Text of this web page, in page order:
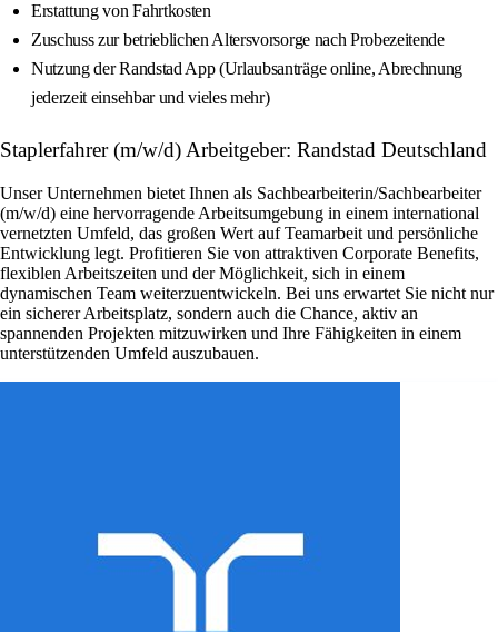
Erstattung von Fahrtkosten
Zuschuss zur betrieblichen Altersvorsorge nach Probezeitende
Nutzung der Randstad App (Urlaubsanträge online, Abrechnung
jederzeit einsehbar und vieles mehr)
Staplerfahrer (m/w/d) Arbeitgeber: Randstad Deutschland
Unser Unternehmen bietet Ihnen als Sachbearbeiterin/Sachbearbeiter
(m/w/d) eine hervorragende Arbeitsumgebung in einem international
vernetzten Umfeld, das großen Wert auf Teamarbeit und persönliche
Entwicklung legt. Profitieren Sie von attraktiven Corporate Benefits,
flexiblen Arbeitszeiten und der Möglichkeit, sich in einem
dynamischen Team weiterzuentwickeln. Bei uns erwartet Sie nicht nur
ein sicherer Arbeitsplatz, sondern auch die Chance, aktiv an
spannenden Projekten mitzuwirken und Ihre Fähigkeiten in einem
unterstützenden Umfeld auszubauen.